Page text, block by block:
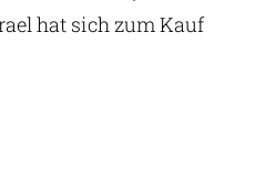
hat sich zum Kauf